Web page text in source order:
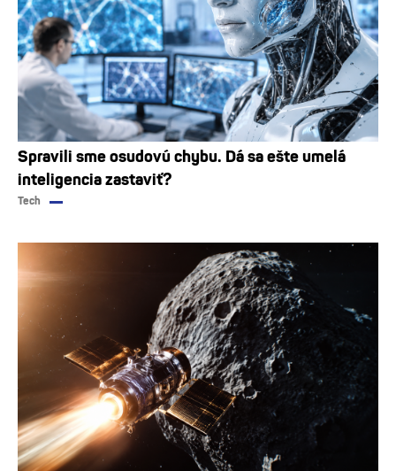
Spravili sme osudovú chybu. Dá sa ešte umelá
inteligencia zastaviť?
Tech